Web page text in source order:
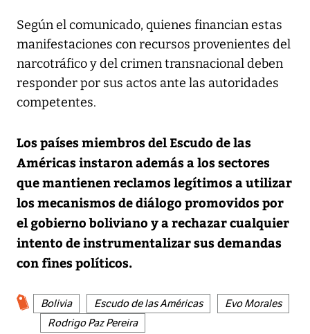
Según el comunicado, quienes financian estas
manifestaciones con recursos provenientes del
narcotráfico y del crimen transnacional deben
responder por sus actos ante las autoridades
competentes.
Los países miembros del Escudo de las
Américas instaron además a los sectores
que mantienen reclamos legítimos a utilizar
los mecanismos de diálogo promovidos por
el gobierno boliviano y a rechazar cualquier
intento de instrumentalizar sus demandas
con fines políticos.
Bolivia Escudo de las Américas
Evo Morales
Rodrigo Paz Pereira